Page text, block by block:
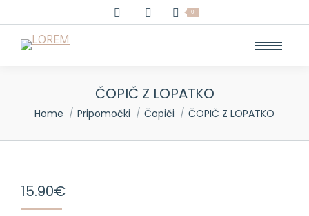
0
ČOPIČ Z LOPATKO
You are here:
Home Pripomočki Čopiči ČOPIČ Z LOPATKO
15.90€